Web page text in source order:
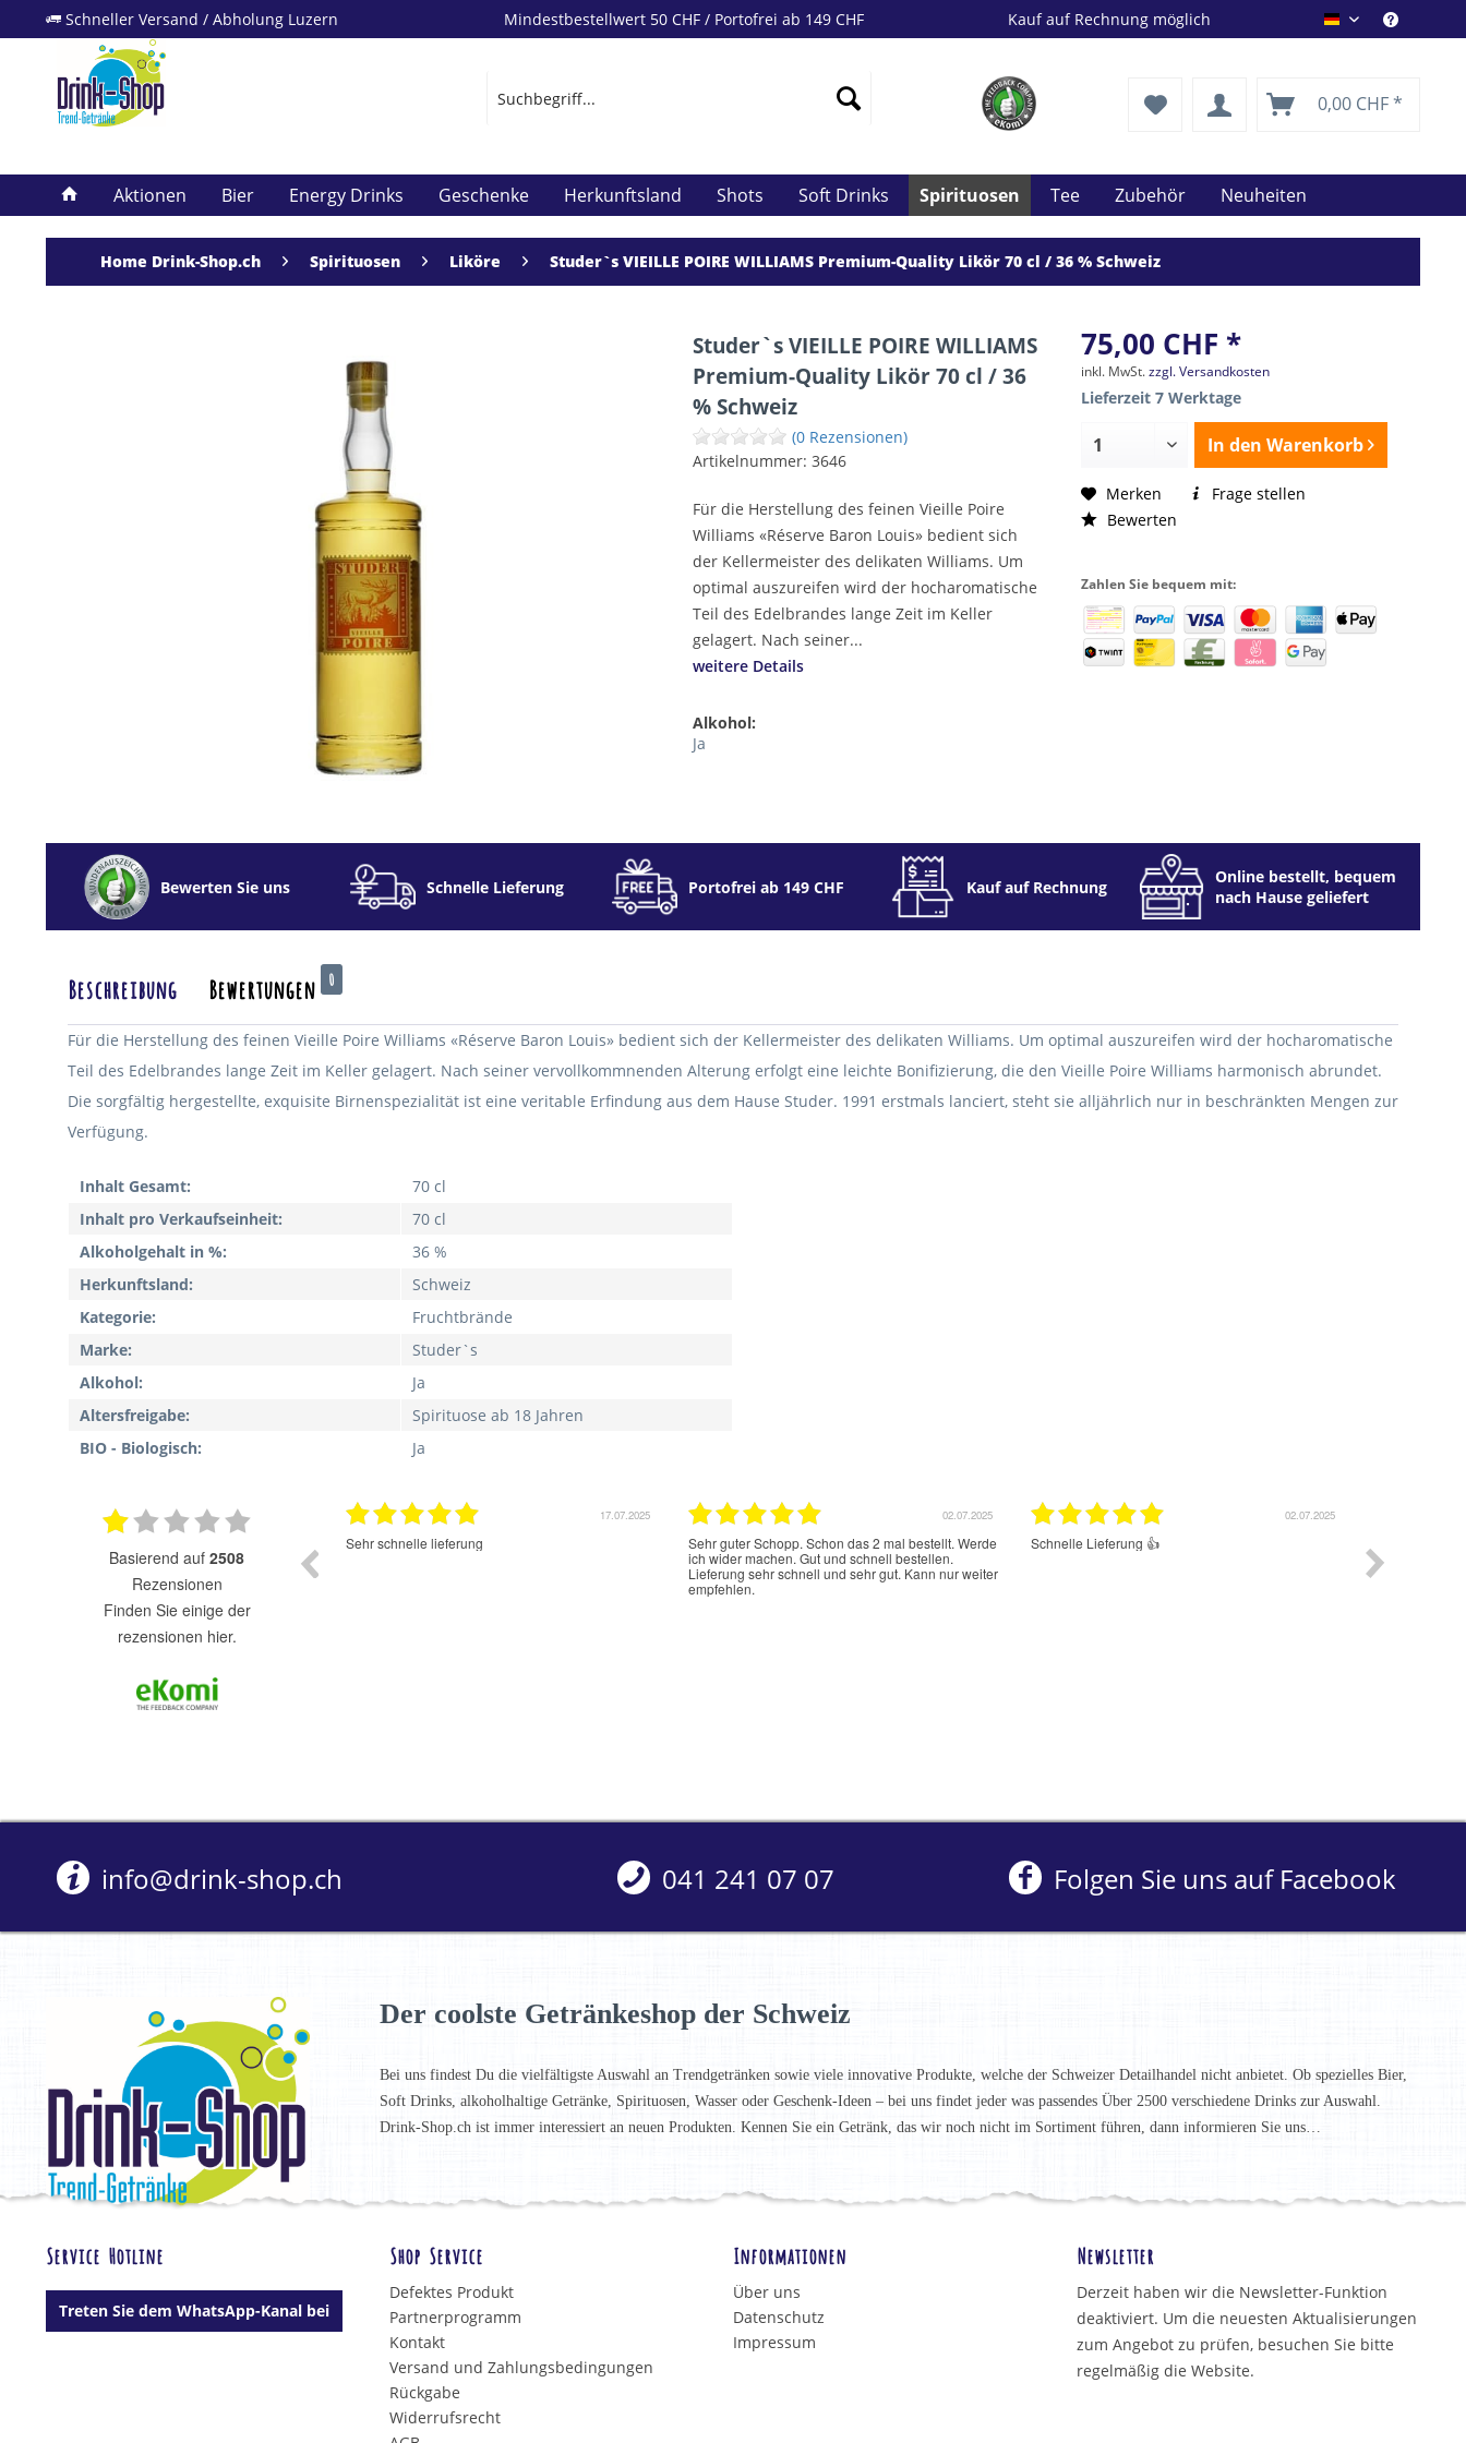
Schneller Versand / Abholung Luzern Mindestbestellwert 50 CHF / Portofrei ab 149 CHF Kauf auf Rechnung möglich Drink Shop DE
0,00 CHF *
Aktionen Bier Energy Drinks Geschenke Herkunftsland Shots Soft Drinks Spirituosen Tee Zubehör Neuheiten
Home Drink-Shop.ch Spirituosen Liköre Studer`s VIEILLE POIRE WILLIAMS Premium-Quality Likör 70 cl / 36 % Schweiz
Studer`s VIEILLE POIRE WILLIAMS
Premium-Quality Likör 70 cl / 36
% Schweiz
(0 Rezensionen)
Artikelnummer:3646
Für die Herstellung des feinen Vieille Poire
Williams «Réserve Baron Louis» bedient sich
der Kellermeister des delikaten Williams. Um
optimal auszureifen wird der hocharomatische
Teil des Edelbrandes lange Zeit im Keller
gelagert. Nach seiner...
weitere Details
Alkohol:
Ja
75,00 CHF *
inkl. MwSt.zzgl. Versandkosten
Lieferzeit 7 Werktage
In den Warenkorb
Merken
Bewerten
Frage stellen
Zahlen Sie bequem mit:
Bewerten Sie uns Schnelle Lieferung Portofrei ab 149 CHF Kauf auf Rechnung
Online bestellt, bequem
nach Hause geliefert
Beschreibung Bewertungen 0
Für die Herstellung des feinen Vieille Poire Williams «Réserve Baron Louis» bedient sich der Kellermeister des delikaten Williams. Um optimal auszureifen wird der hocharomatische
Teil des Edelbrandes lange Zeit im Keller gelagert. Nach seiner vervollkommnenden Alterung erfolgt eine leichte Bonifizierung, die den Vieille Poire Williams harmonisch abrundet.
Die sorgfältig hergestellte, exquisite Birnenspezialität ist eine veritable Erfindung aus dem Hause Studer. 1991 erstmals lanciert, steht sie alljährlich nur in beschränkten Mengen zur
Verfügung.
Inhalt Gesamt:
70 cl
Inhalt pro Verkaufseinheit:
70 cl
Alkoholgehalt in %:
36 %
Herkunftsland:
Schweiz
Kategorie:
Fruchtbrände
Marke:
Studer`s
Alkohol:
Ja
Altersfreigabe:
Spirituose ab 18 Jahren
BIO - Biologisch:
Ja
basierend auf 2508
Rezensionen
finden Sie einige der
rezensionen hier.
17.07.2025
Sehr schnelle lieferung
02.07.2025
Sehr guter Schopp. Schon das 2 mal bestellt. Werde
ich wider machen. Gut und schnell bestellen.
Lieferung sehr schnell und sehr gut. Kann nur weiter
empfehlen.
02.07.2025
Schnelle Lieferung 👍
Geschmack.
Süssstofe ist.
info@drink-shop.ch 041 241 07 07 Folgen Sie uns auf Facebook
Der coolste Getränkeshop der Schweiz
Bei uns findest Du die vielfältigste Auswahl an Trendgetränken sowie viele innovative Produkte, welche der Schweizer Detailhandel nicht anbietet. Ob spezielles Bier,
Soft Drinks, alkoholhaltige Getränke, Spirituosen, Wasser oder Geschenk-Ideen – bei uns findet jeder was passendes Über 2500 verschiedene Drinks zur Auswahl.
Drink-Shop.ch ist immer interessiert an neuen Produkten. Kennen Sie ein Getränk, das wir noch nicht im Sortiment führen, dann informieren Sie uns…
Service Hotline
Treten Sie dem WhatsApp-Kanal bei
Shop Service
Defektes Produkt
Partnerprogramm
Kontakt
Versand und Zahlungsbedingungen
Rückgabe
Widerrufsrecht
Informationen
Über uns
Datenschutz
Impressum
Newsletter
Derzeit haben wir die Newsletter-Funktion
deaktiviert. Um die neuesten Aktualisierungen
zum Angebot zu prüfen, besuchen Sie bitte
regelmäßig die Website.